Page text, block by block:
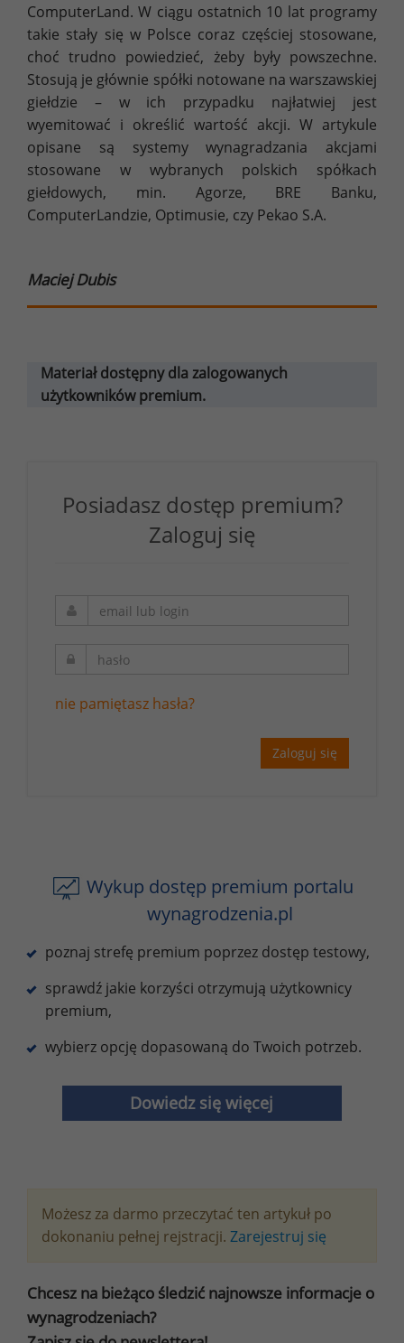
ComputerLand. W ciągu ostatnich 10 lat programy
takie stały się w Polsce coraz częściej stosowane,
choć trudno powiedzieć, żeby były powszechne.
Stosują je głównie spółki notowane na warszawskiej
giełdzie – w ich przypadku najłatwiej jest
wyemitować i określić wartość akcji. W artykule
opisane są systemy wynagradzania akcjami
stosowane w wybranych polskich spółkach
giełdowych, min. Agorze, BRE Banku,
ComputerLandzie, Optimusie, czy Pekao S.A.
Maciej Dubis
Materiał dostępny dla zalogowanych
użytkowników premium.
Posiadasz dostęp premium?
Zaloguj się
nie pamiętasz hasła?
Zaloguj się
Wykup dostęp premium portalu
wynagrodzenia.pl
poznaj strefę premium poprzez dostęp testowy,
sprawdź jakie korzyści otrzymują użytkownicy
premium,
wybierz opcję dopasowaną do Twoich potrzeb.
Dowiedz się więcej
Możesz za darmo przeczytać ten artykuł po
dokonaniu pełnej rejstracji. Zarejestruj się
Chcesz na bieżąco śledzić najnowsze informacje o
wynagrodzeniach?